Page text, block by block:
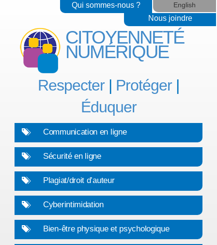
English
Qui sommes-nous ?
Nous joindre
CITOYENNETÉ
NUMÉRIQUE
Respecter| Protéger|
Éduquer
Communication en ligne
Sécurité en ligne
Plagiat/droit d’auteur
Cyberintimidation
Bien-être physique et psychologique